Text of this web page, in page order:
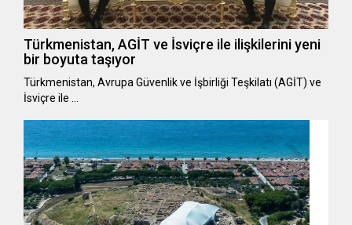
Türkmenistan, AGİT ve İsviçre ile ilişkilerini yeni
bir boyuta taşıyor
Türkmenistan, Avrupa Güvenlik ve İşbirliği Teşkilatı (AGİT) ve
İsviçre ile …